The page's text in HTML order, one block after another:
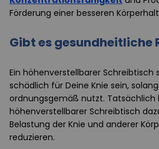
Förderung einer besseren
Gibt es gesundheitliche
Ein höhenverstellbarer Schreibtisch
schädlich für Deine Knie sein,
ordnungsgemäß nutzt. Tatsächlich
höhenverstellbarer Schreibtisch
Belastung der Knie und anderer
reduzieren.